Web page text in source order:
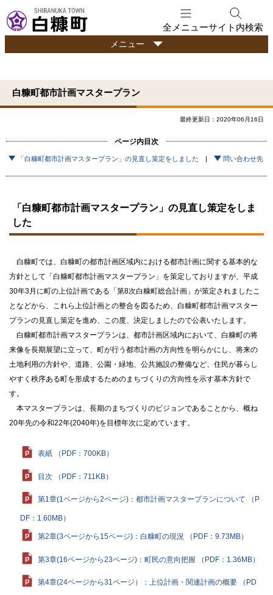
文
へ
ュ
へ
全メニューサイト内検索
行
政
報
メニュー
白糠町都市計画マスタープラン
最終更新日：2020年06月16日
ページ内目次
「白糠町都市計画マスタープラン」の見直し策定をしました 問い合わせ先
「白糠町都市計画マスタープラン」の見直し策定をしま
した
白糠町では、白糠町の都市計画区域内における都市計画に関する基本的な
方針として「白糠町都市計画マスタープラン」を策定しておりますが、平成
30年3月に町の上位計画である「第8次白糠町総合計画」が策定されましたこ
となどから、これら上位計画との整合を図るため、白糠町都市計画マスター
プランの見直し策定を進め、この度、決定しましたので公表いたします。
白糠町都市計画マスタープランは、都市計画区域内において、白糠町の将
来像を長期展望に立って、町が行う都市計画の方向性を明らかにし、将来の
土地利用の方針や、道路、公園・緑地、公共施設の整備など、住民が暮らし
やすく秩序ある町を形成するためのまちづくりの方向性を示す基本方針で
す。
本マスタープランは、長期のまちづくりのビジョンであることから、概ね
20年先の令和22年(2040年)を目標年次に定めています。
表紙 （PDF：700KB）
目次 （PDF：711KB）
第1章(1ページから2ページ)：都市計画マスタープランについて （P
DF：1.60MB）
第2章(3ページから15ページ)：白糠町の現況 （PDF：9.73MB）
第3章(16ページから23ページ)：町民の意向把握 （PDF：1.36MB）
第4章(24ページから31ページ）：上位計画・関連計画の概要 （PD